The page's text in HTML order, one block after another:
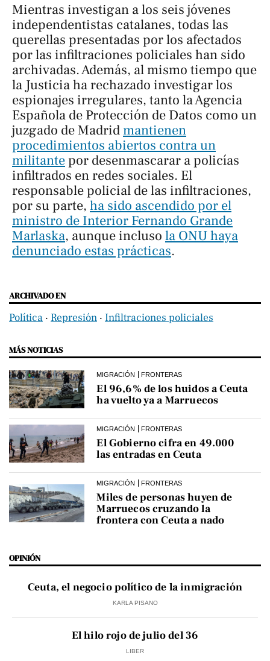
Mientras investigan a los seis jóvenes
independentistas catalanes, todas las
querellas presentadas por los afectados
por las infiltraciones policiales han sido
archivadas. Además, al mismo tiempo que
la Justicia ha rechazado investigar los
espionajes irregulares, tanto la Agencia
Española de Protección de Datos como un
juzgado de Madridmantienen
procedimientos abiertos contra un
militante por desenmascarar a policías
infiltrados en redes sociales. El
responsable policial de las infiltraciones,
por su parte, ha sido ascendido por el
ministro de Interior Fernando Grande
Marlaska, aunque incluso la ONU haya
denunciado estas prácticas.
ARCHIVADO EN
Política ‧ Represión ‧ Infiltraciones policiales
MÁS NOTICIAS
MIGRACIÓN FRONTERAS
El 96,6% de los huidos a Ceuta
ha vuelto ya a Marruecos
MIGRACIÓN FRONTERAS
El Gobierno cifra en 49.000
las entradas en Ceuta
MIGRACIÓN FRONTERAS
Miles de personas huyen de
Marruecos cruzando la
frontera con Ceuta a nado
OPINIÓN
Ceuta, el negocio político de la inmigración
KARLA PISANO
El hilo rojo de julio del 36
LIBER